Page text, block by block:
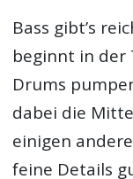
Bass gibt’s
beginnt in der
Drums
dabei die
einigen
feine Details